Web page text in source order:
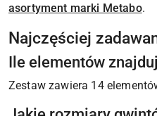
asortyment marki Metabo.
Najczęściej
Ile elementów
Zestaw zawiera 14